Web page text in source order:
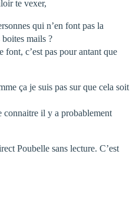
te vexer,
qui n’en font pas la
boites mails ?
font, c’est pas pour antant que
ça je suis pas sur que cela soit
connaitre il y a probablement
Poubelle sans lecture. C’est